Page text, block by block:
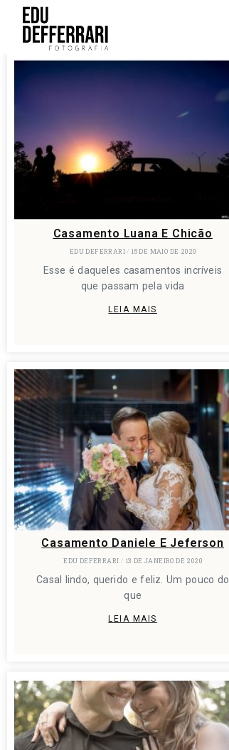
Casamento Luana E Chicão
EDU DEFERRARI 15 DE MAIO DE 2020
Esse é daqueles casamentos incríveis
que passam pela vida
LEIA MAIS
Casamento Daniele E Jeferson
EDU DEFERRARI 13 DE JANEIRO DE 2020
Casal lindo, querido e feliz. Um pouco do
que
LEIA MAIS